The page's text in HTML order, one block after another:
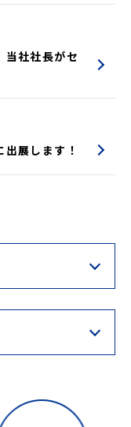
社社長がセ
展します！